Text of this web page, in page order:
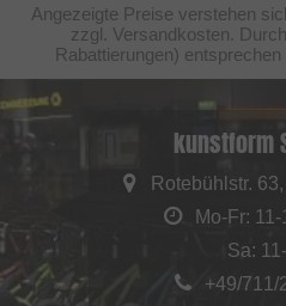
Angezeigte Preise verstehen
zzgl. Versandkosten.
Rabattierungen)
kunstform
Rotebühlstr.
Mo-Fr:
Sa:
+49/711/